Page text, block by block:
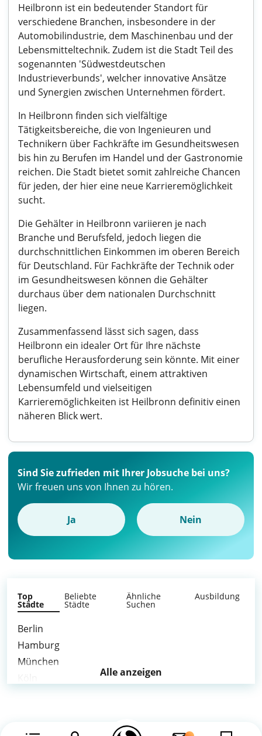
Heilbronn ist ein bedeutender Standort für
verschiedene Branchen, insbesondere in der
Automobilindustrie, dem Maschinenbau und der
Lebensmitteltechnik. Zudem ist die Stadt Teil des
sogenannten 'Südwestdeutschen
Industrieverbunds', welcher innovative Ansätze
und Synergien zwischen Unternehmen fördert.
In Heilbronn finden sich vielfältige
Tätigkeitsbereiche, die von Ingenieuren und
Technikern über Fachkräfte im Gesundheitswesen
bis hin zu Berufen im Handel und der Gastronomie
reichen. Die Stadt bietet somit zahlreiche Chancen
für jeden, der hier eine neue Karrieremöglichkeit
sucht.
Die Gehälter in Heilbronn variieren je nach
Branche und Berufsfeld, jedoch liegen die
durchschnittlichen Einkommen im oberen Bereich
für Deutschland. Für Fachkräfte der Technik oder
im Gesundheitswesen können die Gehälter
durchaus über dem nationalen Durchschnitt
liegen.
Zusammenfassend lässt sich sagen, dass
Heilbronn ein idealer Ort für Ihre nächste
berufliche Herausforderung sein könnte. Mit einer
dynamischen Wirtschaft, einem attraktiven
Lebensumfeld und vielseitigen
Karrieremöglichkeiten ist Heilbronn definitiv einen
näheren Blick wert.
Sind Sie zufrieden mit Ihrer Jobsuche bei uns?
Wir freuen uns von Ihnen zu hören.
Ja Nein
Top
Städte
Beliebte
Städte
Ähnliche
Suchen
Ausbildung
Berlin
Hamburg
München
Alle anzeigen